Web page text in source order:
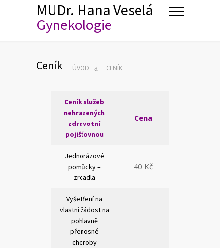
MUDr. Hana Veselá
Gynekologie
Ceník ÚVOD CENÍK
Ceník služeb
nehrazených
zdravotní
pojišťovnou
Cena
Jednorázové
pomůcky –
zrcadla
40 Kč
Vyšetření na
vlastní žádost na
pohlavně
přenosné
choroby